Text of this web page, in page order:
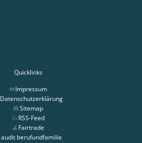
Quicklinks
Impressum
Datenschutzerklärung
Sitemap
RSS-Feed
Fairtrade
audit berufundfamilie